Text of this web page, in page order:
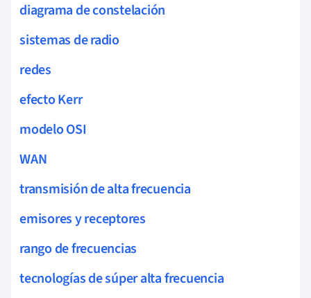
diagrama de constelación
sistemas de radio
redes
efecto Kerr
modelo OSI
WAN
transmisión de alta frecuencia
emisores y receptores
rango de frecuencias
tecnologías de súper alta frecuencia